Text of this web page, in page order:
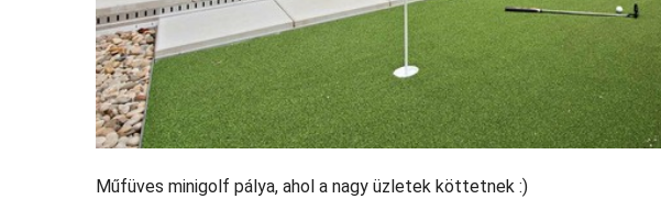
Műfüves minigolf pálya, ahol a nagy üzletek köttetnek :)